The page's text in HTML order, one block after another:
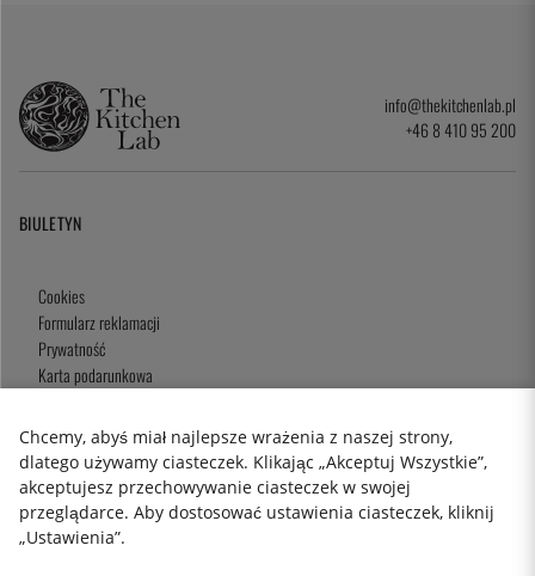
info@thekitchenlab.pl
+46 8 410 95 200
BIULETYN
Cookies
Formularz reklamacji
Prywatność
Karta podarunkowa
2026 KitchenLab AB
Chcemy, abyś miał najlepsze wrażenia z naszej strony,
dlatego używamy ciasteczek. Klikając „Akceptuj Wszystkie”,
akceptujesz przechowywanie ciasteczek w swojej
przeglądarce. Aby dostosować ustawienia ciasteczek, kliknij
„Ustawienia”.